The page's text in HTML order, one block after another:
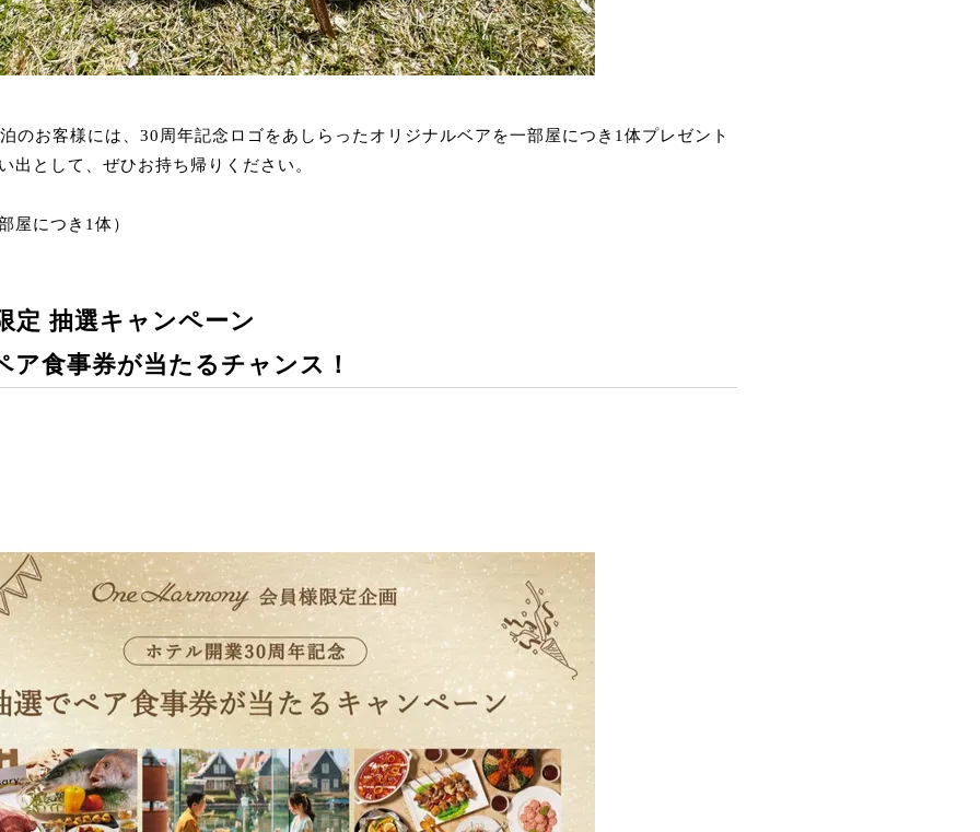
のお客様には、30周年記念ロゴをあしらったオリジナルベアを一部屋につき1体プレゼント
出として、ぜひお持ち帰りください。
屋につき1体）
定 抽選キャンペーン
食事券が当たるチャンス！​